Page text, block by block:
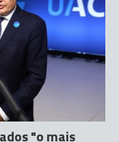
"o mais